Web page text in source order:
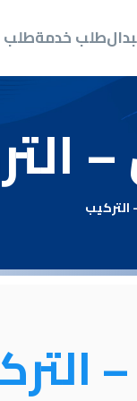
طلب خدمةطلب
من
طلب خدمة
اتصل